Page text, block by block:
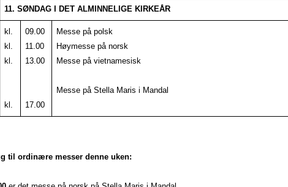
11. SØNDAG I DET ALMINNELIGE KIRKEÅR
kl.
kl.
kl.
kl.
09.00
11.00
13.00
17.00
Messe på polsk
Høymesse på norsk
Messe på vietnamesisk
Messe på Stella Maris i Mandal
til ordinære messer denne uken: